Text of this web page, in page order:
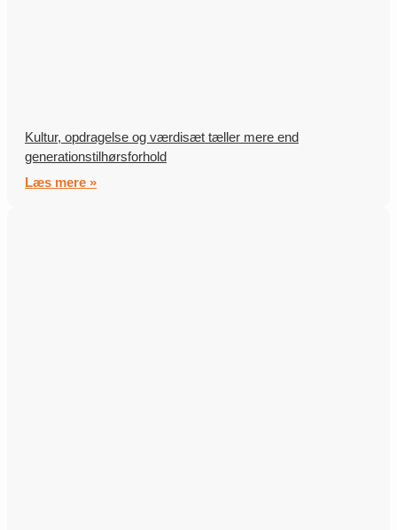
Kultur, opdragelse og værdisæt tæller mere end
generationstilhørsforhold
Læs mere »